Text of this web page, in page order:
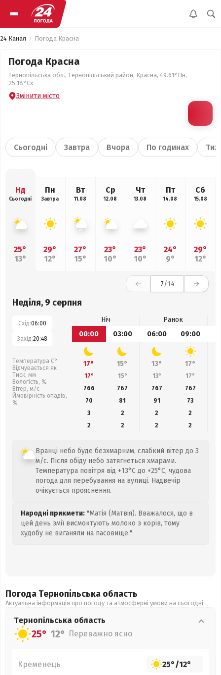
24 Канал Погода Красна
Погода Красна
Тернопільська обл., Тернопільський район, Красна, 49.61°Пн,
25.18°Сх
Змінити місто
Сьогодні Завтра Вчора По годинах
Нд
Сьогодні
25°
13°
Пн
Завтра
29°
12°
Вт
11.08
27°
15°
Ср
12.08
23°
10°
Чт
13.08
23°
10°
Пт
14.08
24°
9°
Сб
15.08
29°
12°
7/14
Неділя, 9 серпня
Схід:06:00
Захід:20:48
Температура С°
Відчувається як
Тиск, мм
Вологість, %
Вітер, м/с
Ймовірність опадів,
%
Ніч
Ранок
00:00
03:00 06:00 09:00
17° 15° 13° 17°
17° 15° 13° 17°
766
767 767 767
70
81 91 73
3
2 2
2
2
2 2 2
Вранці небо буде безхмарним, слабкий вітер до 3
м/с. Після обіду небо затягнеться хмарами.
Температура повітря від +13°C до +25°C, чудова
погода для перебування на вулиці. Надвечір
очікується прояснення.
Народні прикмети: "Матія (Матвія). Вважалося, що в
цей день змії висмоктують молоко з корів, тому
худобу не виганяли на пасовище."
Погода Тернопільська область
Актуальна інформація про погоду та атмосферні умови на сьогодні
Тернопільська область
25° 12° Переважно ясно
Кременець 25°/12°